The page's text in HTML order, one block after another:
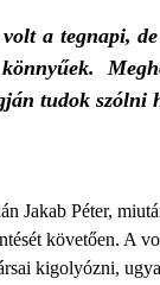
a tegnapi,
tudok szólni
Jakab Péter,
követően. A
kigolyózni,